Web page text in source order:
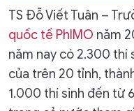
TS Đỗ Viết Tuân –
quốc tế PhIMO năm
năm nay có 2.300 thí
của trên 20 tỉnh,
1.000 thí sinh đến từ